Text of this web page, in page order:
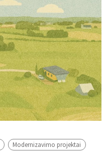
Modernizavimo projektai